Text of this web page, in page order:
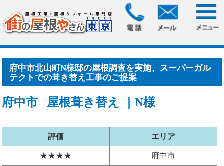
> 府中市北山町N様邸の屋根調査を実施、
スーパーガルテクトでの葺.....
府中市北山町N様邸の屋根調査を実施、スーパーガル
テクトでの葺き替え工事のご提案
府中市 屋根葺き替え ｜N様
評価
★★★★
エリア
府中市